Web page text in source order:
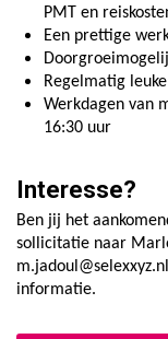
PMT en
Een prettige
Regelmatig
Werkdagen van
16:30 uur
Interesse?
Ben jij het
sollicitatie naar
informatie.